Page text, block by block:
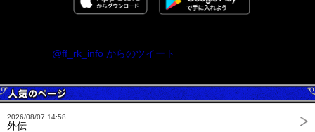
@ff_rk_info からのツイート
2026/08/07 14:58
外伝